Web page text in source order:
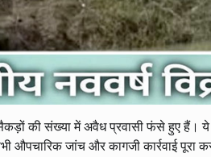
सैकड़ों की संख्या में अवैध प्रवासी फंसे हुए
औपचारिक जांच और कागजी कार्रवाई पूरा